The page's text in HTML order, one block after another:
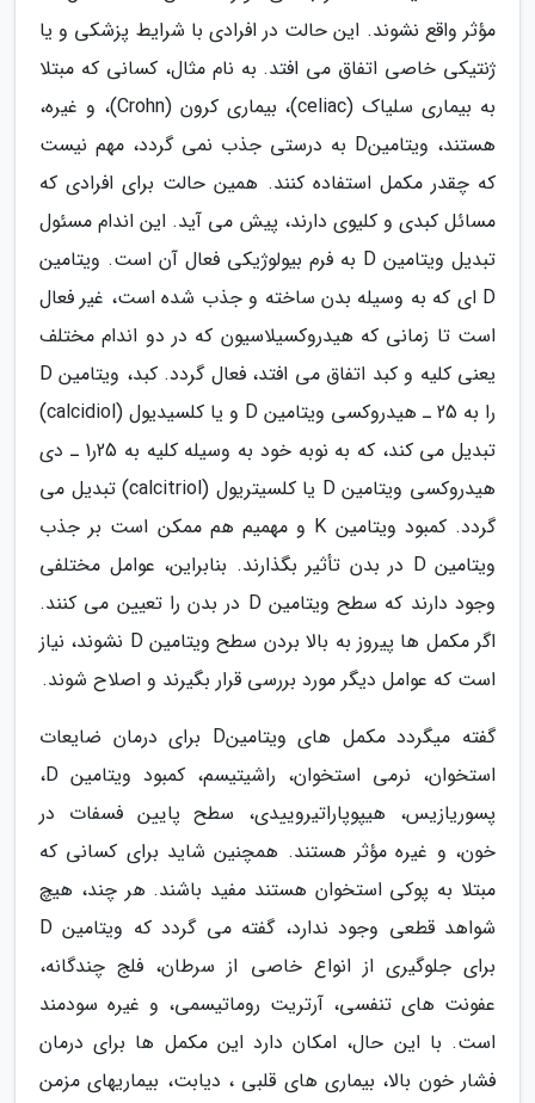
مؤثر واقع نشوند. این حالت در افرادی با شرایط پزشکی و یا
ژنتیکی خاصی اتفاق می افتد. به نام مثال، کسانی که مبتلا
به بیماری سلیاک (celiac)، بیماری کرون (Crohn)، و غیره،
هستند، ویتامینD به درستی جذب نمی گردد، مهم نیست
که چقدر مکمل استفاده کنند. همین حالت برای افرادی که
مسائل کبدی و کلیوی دارند، پیش می آید. این اندام مسئول
تبدیل ویتامین D به فرم بیولوژیکی فعال آن است. ویتامین
D ای که به وسیله بدن ساخته و جذب شده است، غیر فعال
است تا زمانی که هیدروکسیلاسیون که در دو اندام مختلف
یعنی کلیه و کبد اتفاق می افتد، فعال گردد. کبد، ویتامین D
را به 25 ـ هیدروکسی ویتامین D و یا کلسیدیول (calcidiol)
تبدیل می کند، که به نوبه خود به وسیله کلیه به 25ر1 ـ دی
هیدروکسی ویتامین D یا کلسیتریول (calcitriol) تبدیل می
گردد. کمبود ویتامین K و مهمیم هم ممکن است بر جذب
ویتامین D در بدن تأثیر بگذارند. بنابراین، عوامل مختلفی
وجود دارند که سطح ویتامین D در بدن را تعیین می کنند.
اگر مکمل ها پیروز به بالا بردن سطح ویتامین D نشوند، نیاز
است که عوامل دیگر مورد بررسی قرار بگیرند و اصلاح شوند.
گفته میگردد مکمل های ویتامینD برای درمان ضایعات
استخوان، نرمی استخوان، راشیتیسم، کمبود ویتامین D،
پسوریازیس، هیپوپاراتیروییدی، سطح پایین فسفات در
خون، و غیره مؤثر هستند. همچنین شاید برای کسانی که
مبتلا به پوکی استخوان هستند مفید باشند. هر چند، هیچ
شواهد قطعی وجود ندارد، گفته می گردد که ویتامین D
برای جلوگیری از انواع خاصی از سرطان، فلج چندگانه،
عفونت های تنفسی، آرتریت روماتیسمی، و غیره سودمند
است. با این حال، امکان دارد این مکمل ها برای درمان
فشار خون بالا، بیماری های قلبی ، دیابت، بیماریهای مزمن